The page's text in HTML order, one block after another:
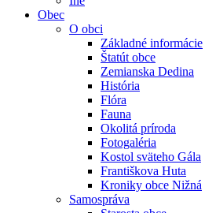
Obec
O obci
Základné informácie
Štatút obce
Zemianska Dedina
História
Flóra
Fauna
Okolitá príroda
Fotogaléria
Kostol sväteho Gála
Františkova Huta
Kroniky obce Nižná
Samospráva